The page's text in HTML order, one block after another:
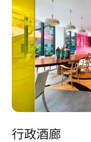
行政酒廊